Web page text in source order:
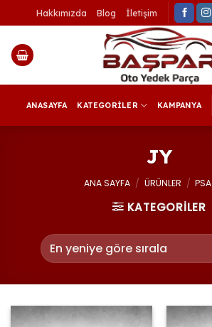
atla
Hakkımızda Blog İletişim
ANASAYFA KATEGORİLER KAMPANYA
JY
ANA SAYFA / ÜRÜNLER / PSA
KATEGORİLER